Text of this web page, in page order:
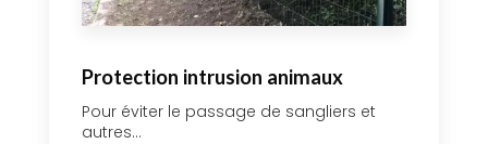
Protection intrusion animaux
Pour éviter le passage de sangliers et
autres...